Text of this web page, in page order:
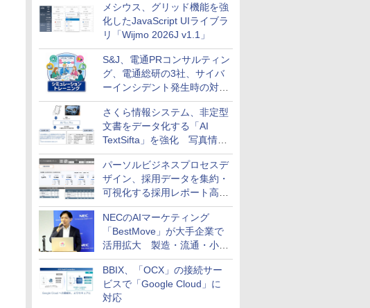
メシウス、グリッド機能を強
化したJavaScript UIライブラ
リ「Wijmo 2026J v1.1」
S&J、電通PRコンサルティン
グ、電通総研の3社、サイバ
ーインシデント発生時の対応
と危機管理広報を一体的に訓
練するプログラムを提供
さくら情報システム、非定型
文書をデータ化する「AI
TextSifta」を強化 写真情報
のデータ化などに対応
パーソルビジネスプロセスデ
ザイン、採用データを集約・
可視化する採用レポート高速
化サービスを提供
NECのAIマーケティング
「BestMove」が大手企業で
活用拡大 製造・流通・小売
企業・広告代理店などが実装
フェーズへ
BBIX、「OCX」の接続サー
ビスで「Google Cloud」に
対応